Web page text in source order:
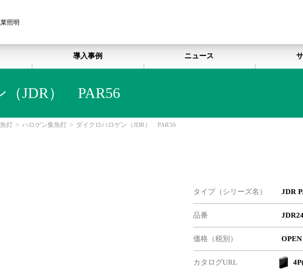
照明
業照明 導入事例 ニュース
（JDR） PAR56
灯 > ハロゲン集魚灯 > ダイクロハロゲン（JDR） PAR56
タイプ（シリーズ名） JDR
品番
価格（税別） OPEN
カタログURL 4P(